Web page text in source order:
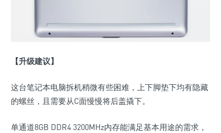
【升级建议】
这台笔记本电脑拆机稍微有些困难，上下脚垫下均有隐藏
的螺丝，且需要从C面慢慢将后盖撬下。
单通道8GB DDR4 3200MHz内存能满足基本用途的需求，